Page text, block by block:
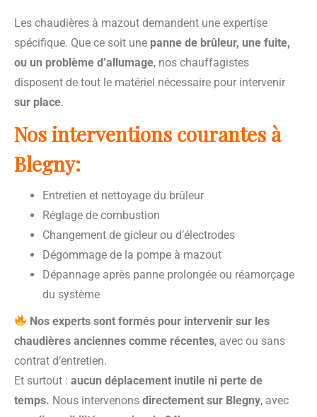
Les chaudières à mazout demandent une expertise
spécifique. Que ce soit une panne de brûleur, une fuite,
ou un problème d’allumage, nos chauffagistes
disposent de tout le matériel nécessaire pour intervenir
sur place.
Nos interventions courantes à
Blegny:
Entretien et nettoyage du brûleur
Réglage de combustion
Changement de gicleur ou d’électrodes
Dégommage de la pompe à mazout
Dépannage après panne prolongée ou réamorçage
du système
Nos experts sont formés pour intervenir sur les
chaudières anciennes comme récentes, avec ou sans
contrat d’entretien.
Et surtout : aucun déplacement inutile ni perte de
temps. Nous intervenons directement sur Blegny, avec